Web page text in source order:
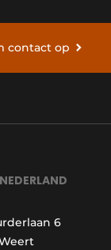
contact op
6